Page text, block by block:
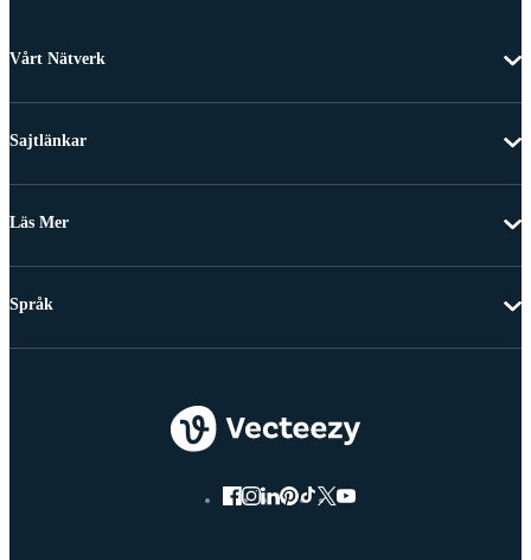
Vårt Nätverk
Sajtlänkar
Läs Mer
Språk